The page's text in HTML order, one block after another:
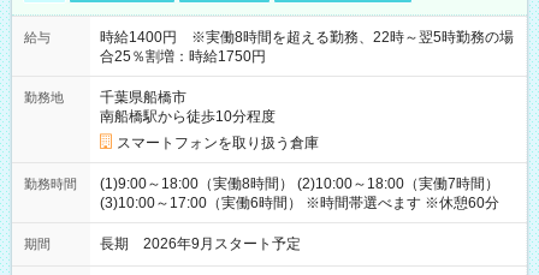
給与
時給1400円 ※実働8時間を超える勤務、22時～翌5時勤務の場
合25％割増：時給1750円
勤務地
千葉県船橋市
南船橋駅から徒歩10分程度
スマートフォンを取り扱う倉庫
勤務時間
(1)9:00～18:00（実働8時間） (2)10:00～18:00（実働7時間）
(3)10:00～17:00（実働6時間） ※時間帯選べます ※休憩60分
期間 長期 2026年9月スタート予定